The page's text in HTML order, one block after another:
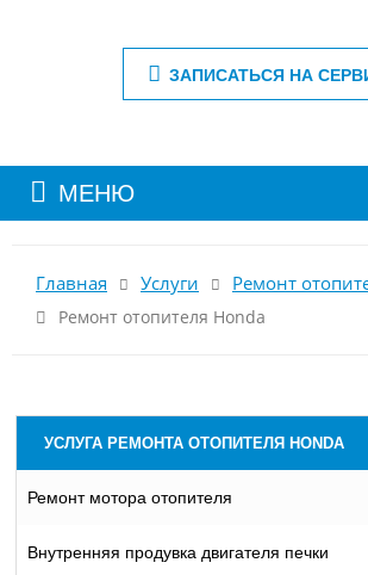
ЗАПИСАТЬСЯ НА
МЕНЮ
Главная Услуги Ремонт
Ремонт отопителя Honda
УСЛУГА РЕМОНТА ОТОПИТЕЛЯ HONDA
Ремонт мотора отопителя
Внутренняя продувка двигателя печки